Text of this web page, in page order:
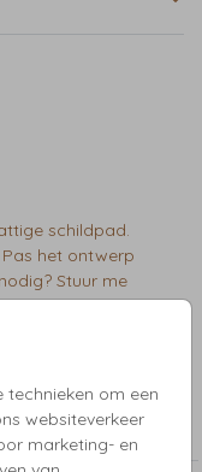
technieken om een
websiteverkeer
marketing- en
schildpad.
het ontwerp
Stuur me